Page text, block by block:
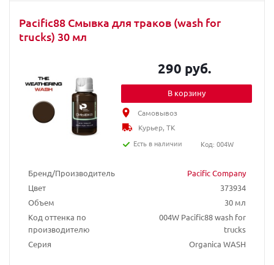
Pacific88 Смывка для траков (wash for
trucks) 30 мл
Бренд/Производитель
Pacific Company
Цвет
373934
Объем
30 мл
Код оттенка по
производителю
004W Pacific88 wash for
trucks
Серия
Organica WASH
290 руб.
В корзину
Самовывоз
Курьер, ТК
Есть в наличии
Код: 004W